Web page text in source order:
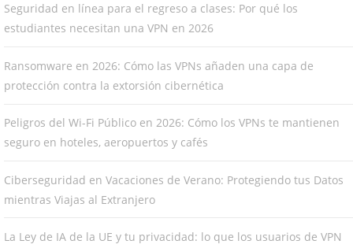
Seguridad en línea para el regreso a clases: Por qué los
estudiantes necesitan una VPN en 2026
Ransomware en 2026: Cómo las VPNs añaden una capa de
protección contra la extorsión cibernética
Peligros del Wi-Fi Público en 2026: Cómo los VPNs te mantienen
seguro en hoteles, aeropuertos y cafés
Ciberseguridad en Vacaciones de Verano: Protegiendo tus Datos
mientras Viajas al Extranjero
La Ley de IA de la UE y tu privacidad: lo que los usuarios de VPN